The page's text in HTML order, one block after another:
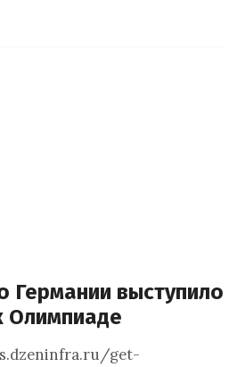
Германии выступило
Олимпиаде
get-